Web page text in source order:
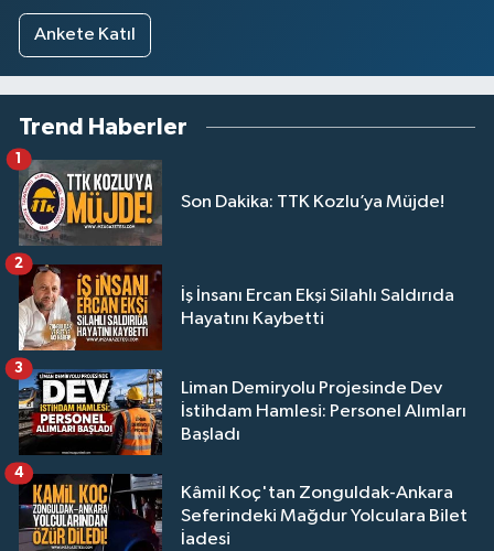
Ankete Katıl
Trend Haberler
Son Dakika: TTK Kozlu’ya Müjde!
1
İş İnsanı Ercan Ekşi Silahlı Saldırıda
Hayatını Kaybetti
2
Liman Demiryolu Projesinde Dev
İstihdam Hamlesi: Personel Alımları
Başladı
3
Kâmil Koç'tan Zonguldak-Ankara
Seferindeki Mağdur Yolculara Bilet
İadesi
4